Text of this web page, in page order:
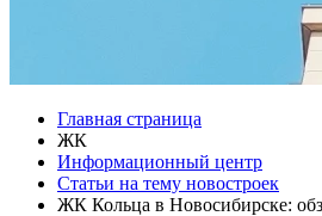
Главная страница
ЖК
Информационный центр
Статьи на тему новостроек
ЖК Кольца в Новосибирске: